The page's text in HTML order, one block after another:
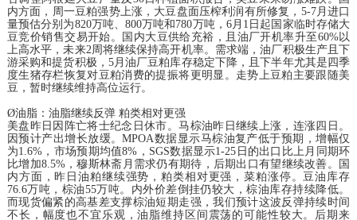
内方面，周一豆粕强势上涨，大豆盘面压榨利润有所修复，5-7月进口
量预估分别为820万吨、800万吨和780万吨，6月1日起国家临时存储大
豆竞价销售交易开始。国内大豆供给充裕，且油厂开机率升至60%以
上高水平，未来2周将继续保持高开机率。需求端，油厂积极生产且下
游采购和提货积极，5月油厂豆粕库存稳定下降，且下半年尤其是四季
度生猪存栏恢复对豆粕消费的提振将更明显。走势上豆粕主要跟随美
豆，暂时继续维持高位运行。
Ø油脂：油脂继续反弹 粕类相对更强
美盘昨日因阵亡将士纪念日休市。马棕油昨日继续上涨，连涨四日。
因预计产出增长放缓。MPOA数据显示马棕油复产低于预期，增幅仅
为1.6%，市场预期均值8%，SGS数据显示1-25日的出口比上月同期环
比增加8.5%，穆斯林斋月需求仍有期待，后期出口有望继续改善。国
内方面，昨日油粕继续强势，粕类相对更强，菜粕涨停。豆油库存
76.6万吨，棕油55万吨。内外价差倒挂仍较大，棕油库存持续降低。
而现货偏紧的高基差支撑棕油短期走强，我们预计这波反弹持续时间
不长，幅度也不宜乐观，油脂维持区间震荡的可能性较大。后期来